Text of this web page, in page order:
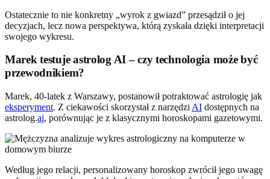
Ostatecznie to nie konkretny „wyrok z gwiazd” przesądził o jej
decyzjach, lecz nowa perspektywa, którą zyskała dzięki interpretacji
swojego wykresu.
Marek testuje astrolog AI – czy technologia może być
przewodnikiem?
Marek, 40-latek z Warszawy, postanowił potraktować astrologię jak
eksperyment. Z ciekawości skorzystał z narzędzi AI dostępnych na
astrolog.ai, porównując je z klasycznymi horoskopami gazetowymi.
Według jego relacji, personalizowany horoskop zwrócił jego uwagę